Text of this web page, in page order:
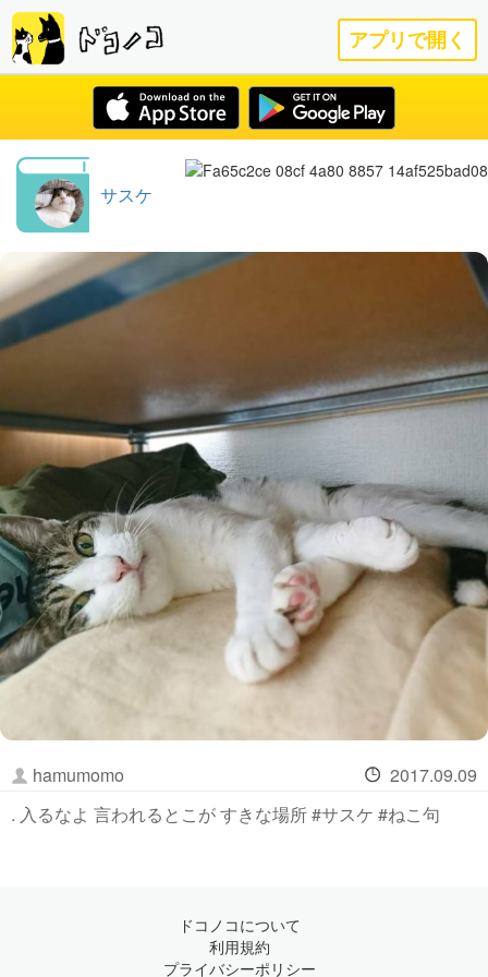
アプリで開く
サスケ
hamumomo
2017.09.09
. 入るなよ 言われるとこが すきな場所 #サスケ #ねこ句
ドコノコについて
利用規約
プライバシーポリシー